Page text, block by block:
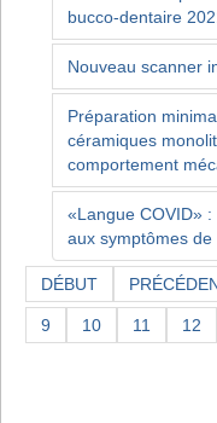
bucco-dentaire
Nouveau scanner
Préparation
céramiques
comportement
«Langue COVID»
aux symptômes
DÉBUT
9 10 11 12